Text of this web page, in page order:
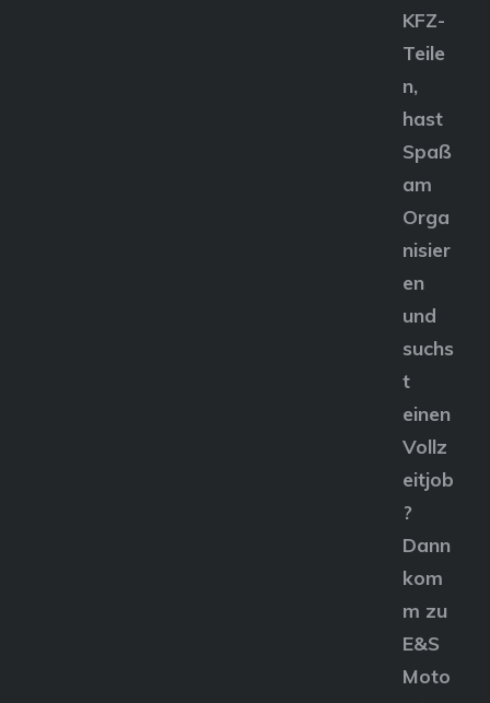
KFZ-
Teile
n,
hast
Spaß
am
Orga
nisier
en
und
suchs
t
einen
Vollz
eitjob
?
Dann
kom
m zu
E&S
Moto